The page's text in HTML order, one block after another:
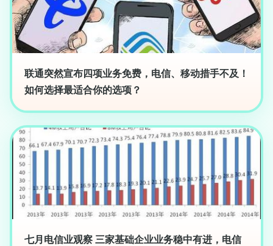
联通突然宣布四项业务免费，电信、移动措手不及！
如何选择最适合你的选项？
七月电信业观察 三家基础企业业务稳中有进，电信